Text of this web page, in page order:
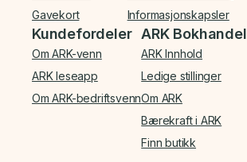
Gavekort
Informasjonskapsler
Kundefordeler
Om ARK-venn
ARK leseapp
Om ARK-bedriftsvenn
ARK Bokhandel
ARK Innhold
Ledige stillinger
Om ARK
Bærekraft i ARK
Finn butikk